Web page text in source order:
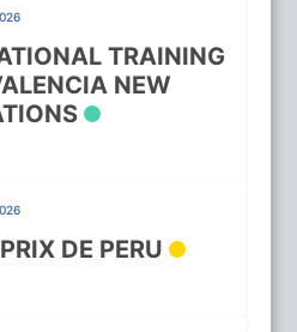
TRAINING
NEW
DE PERU